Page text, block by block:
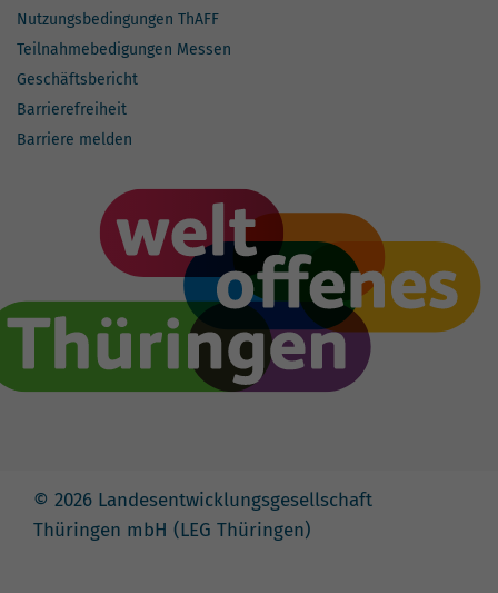
Nutzungsbedingungen ThAFF
Teilnahmebedigungen Messen
Geschäftsbericht
Barrierefreiheit
Barriere melden
© 2026 Landesentwicklungsgesellschaft
Thüringen mbH (LEG Thüringen)